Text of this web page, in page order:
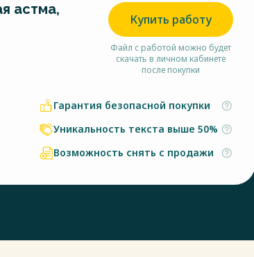
астма,
Купить работу
Файл с работой можно будет
скачать в личном кабинете
после покупки
Гарантия безопасной покупки
Уникальность текста выше 50%
Возможность снять с продажи